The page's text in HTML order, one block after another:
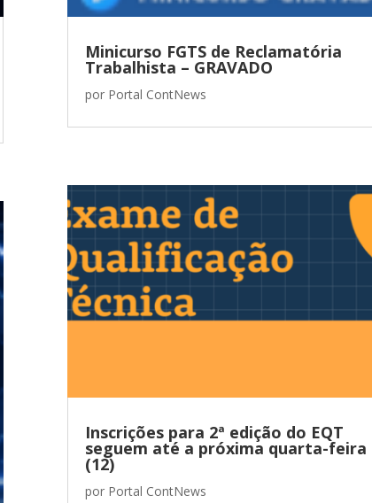
Minicurso FGTS de Reclamatória
Trabalhista – GRAVADO
por Portal ContNews
Inscrições para 2ª edição do EQT
seguem até a próxima quarta-feira
(12)
por Portal ContNews